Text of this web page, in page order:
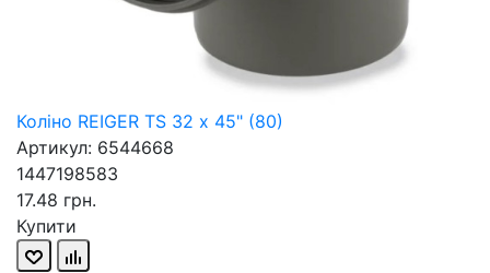
Коліно REIGER TS 32 х 45" (80)
Артикул: 6544668
1447198583
17.48 грн.
Купити